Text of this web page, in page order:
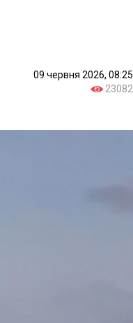
09 червня 2026, 08:25
23082